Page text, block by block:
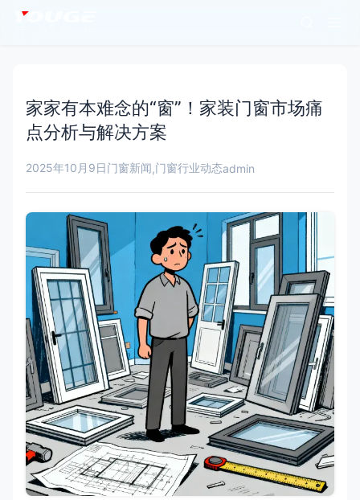
家家有本难念的“窗”！家装门窗市场痛
点分析与解决方案
2025年10月9日门窗新闻,门窗行业动态admin